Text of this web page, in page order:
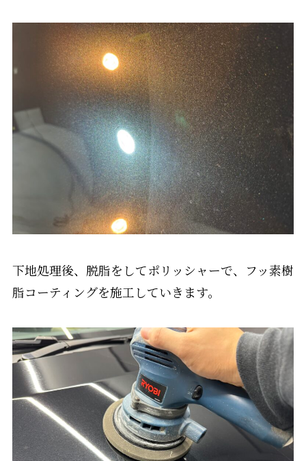
下地処理後、脱脂をしてポリッシャーで、フッ素樹
脂コーティングを施工していきます。